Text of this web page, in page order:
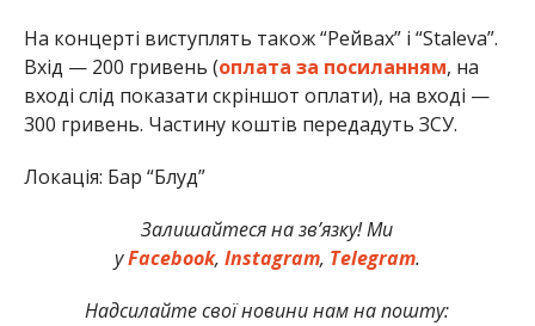
На концерті виступлять також “Рейвах” і “Staleva”.
Вхід — 200 гривень (оплата за посиланням, на
вході слід показати скріншот оплати), на вході —
300 гривень. Частину коштів передадуть ЗСУ.
Локація: Бар “Блуд”
Залишайтеся на зв’язку! Ми
уFacebook, Instagram, Telegram.
Надсилайте свої новини нам на пошту: